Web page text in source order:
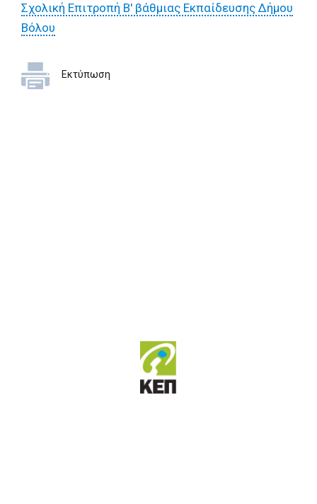
Σχολική Επιτροπή Β' βάθμιας Εκπαίδευσης Δήμου
Βόλου
Εκτύπωση